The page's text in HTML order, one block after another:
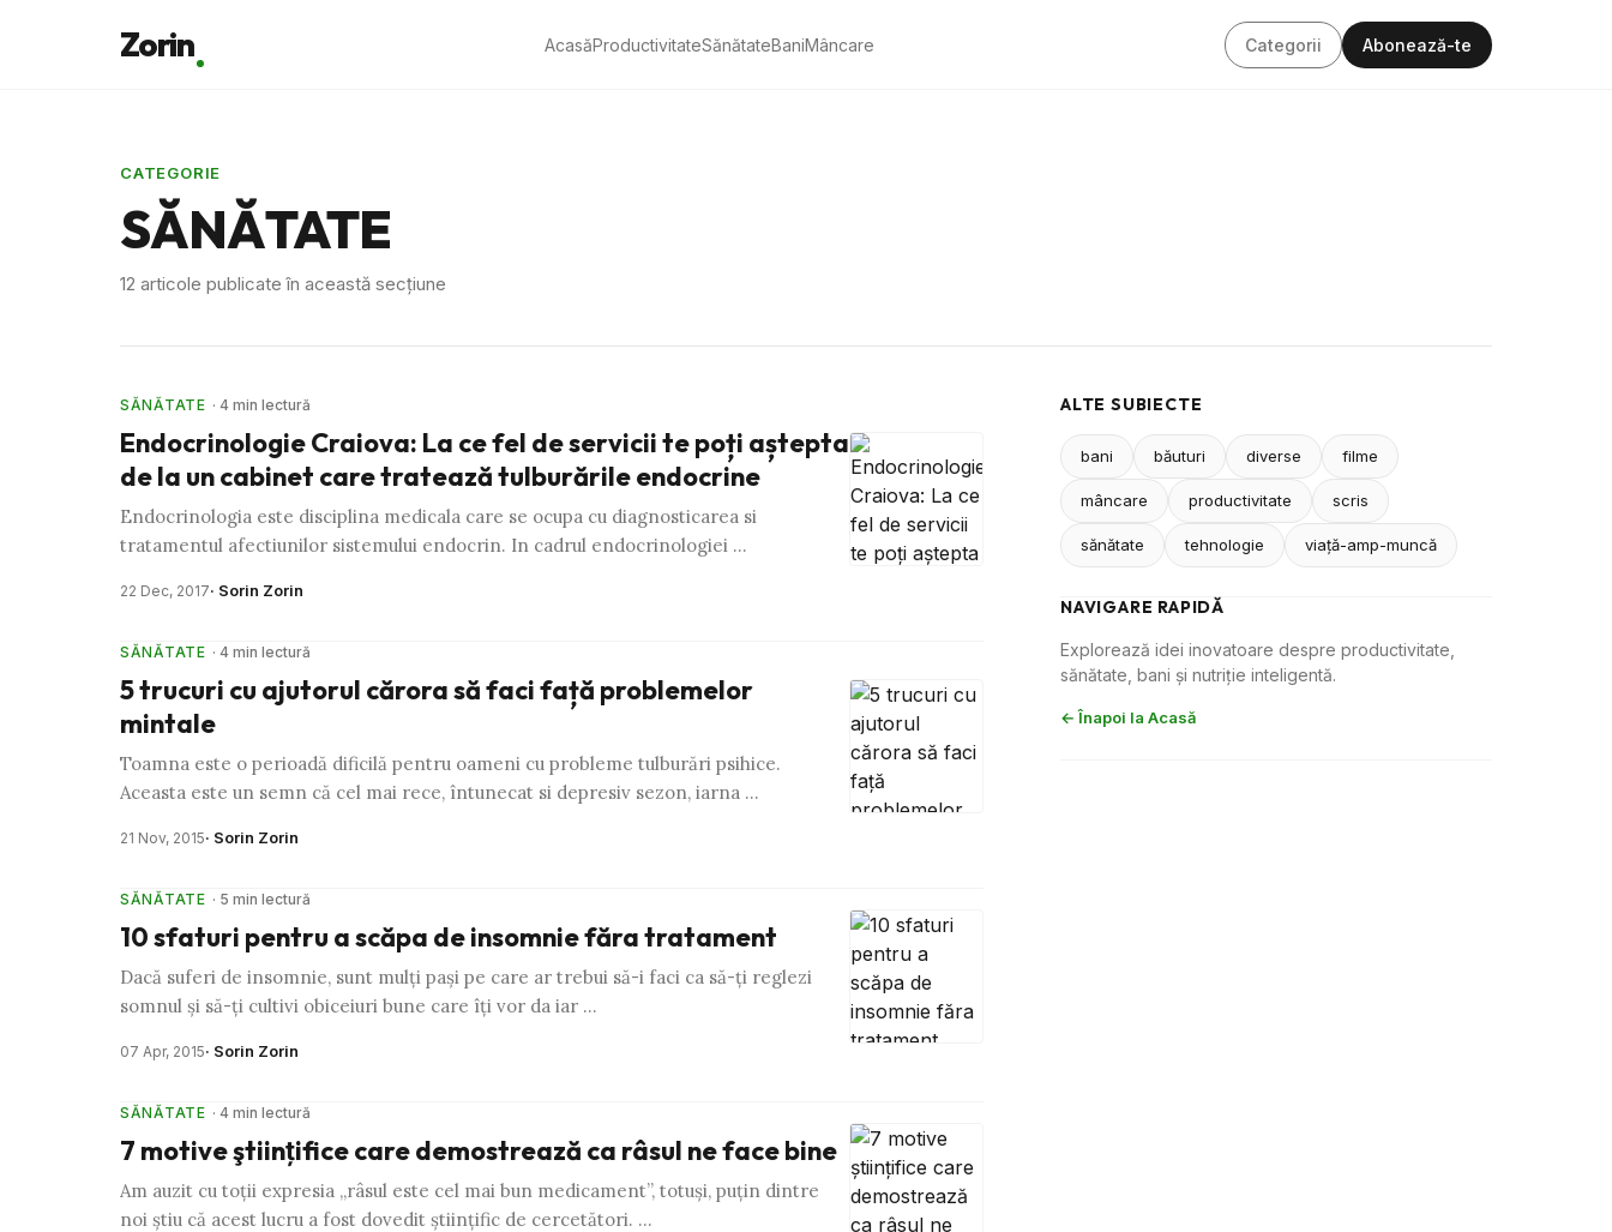
Zorin AcasăProductivitateSănătateBaniMâncare Categorii Abonează-te
CATEGORIE
SĂNĂTATE
12 articole publicate în această secțiune
SĂNĂTATE · 4 min lectură
Endocrinologie Craiova: La ce fel de servicii te poți aștepta
de la un cabinet care tratează tulburările endocrine
Endocrinologia este disciplina medicala care se ocupa cu diagnosticarea si
tratamentul afectiunilor sistemului endocrin. In cadrul endocrinologiei …
22 Dec, 2017· Sorin Zorin
SĂNĂTATE · 4 min lectură
5 trucuri cu ajutorul cărora să faci față problemelor
mintale
Toamna este o perioadă dificilă pentru oameni cu probleme tulburări psihice.
Aceasta este un semn că cel mai rece, întunecat si depresiv sezon, iarna …
21 Nov, 2015· Sorin Zorin
SĂNĂTATE · 5 min lectură
10 sfaturi pentru a scăpa de insomnie făra tratament
Dacă suferi de insomnie, sunt mulţi paşi pe care ar trebui să-i faci ca să-ţi reglezi
somnul şi să-ţi cultivi obiceiuri bune care îţi vor da iar …
07 Apr, 2015· Sorin Zorin
SĂNĂTATE · 4 min lectură
7 motive ştiinţifice care demostrează ca râsul ne face bine
Am auzit cu toţii expresia „râsul este cel mai bun medicament”, totuşi, puţin dintre
noi ştiu că acest lucru a fost dovedit ştiinţific de cercetători. …
ALTE SUBIECTE
bani băuturi diverse filme
mâncare productivitate scris
sănătate tehnologie viaţă-amp-muncă
NAVIGARE RAPIDĂ
Explorează idei inovatoare despre productivitate,
sănătate, bani și nutriție inteligentă.
← Înapoi la Acasă